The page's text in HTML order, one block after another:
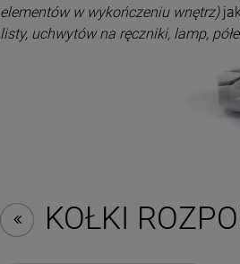
elementów w wykończeniu wnętrz)
listy, uchwytów na ręczniki, lamp,
KOŁKI